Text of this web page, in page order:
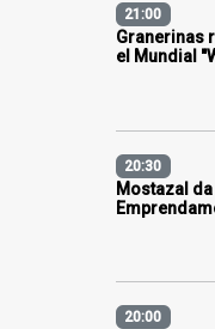
21:00
Granerinas
el Mundial
20:30
Mostazal
20:00